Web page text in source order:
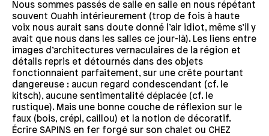
Nous sommes passés de salle en salle en nous répétant
souvent Ouahh intérieurement (trop de fois à haute
voix nous aurait sans doute donné l’air idiot, même s’il y
avait que nous dans les salles ce jour-là). Les liens entre
images d’architectures vernaculaires de la région et
détails repris et détournés dans des objets
fonctionnaient parfaitement, sur une crête pourtant
dangereuse : aucun regard condescendant (cf. le
kitsch), aucune sentimentalité déplacée (cf. le
rustique). Mais une bonne couche de réflexion sur le
faux (bois, crépi, caillou) et la notion de décoratif.
Écrire SAPINS en fer forgé sur son chalet ou CHEZ